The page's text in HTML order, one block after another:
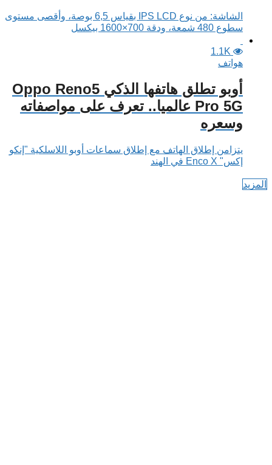
الشاشة: من نوع IPS LCD بقياس 6,5 بوصة، وأقصى مستوى
سطوع 480 شمعة، ودقة 700×1600 بيكسل
1.1K
هواتف
أوبو تطلق هاتفها الذكي Oppo Reno5
Pro 5G عالميا.. تعرف على مواصفاته
وسعره
يتزامن إطلاق الهاتف مع إطلاق سماعات أوبو اللاسلكية "إنكو
إكس" Enco X في الهند
المزيد